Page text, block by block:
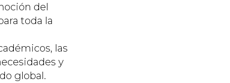
del
toda la
las
y
global.